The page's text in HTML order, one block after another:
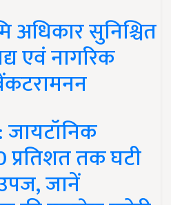
सुनिश्चित
एवं नागरिक
जायटॉनिक
तक घटी
जानें